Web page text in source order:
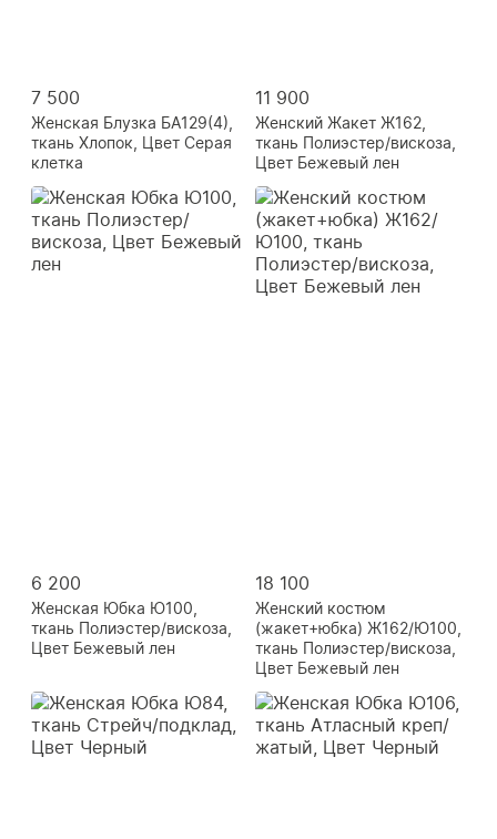
7 500
Женская Блузка БА129(4),
ткань Хлопок, Цвет Серая
клетка
11 900
Женский Жакет Ж162,
ткань Полиэстер/вискоза,
Цвет Бежевый лен
6 200
Женская Юбка Ю100,
ткань Полиэстер/вискоза,
Цвет Бежевый лен
18 100
Женский костюм
(жакет+юбка) Ж162/Ю100,
ткань Полиэстер/вискоза,
Цвет Бежевый лен